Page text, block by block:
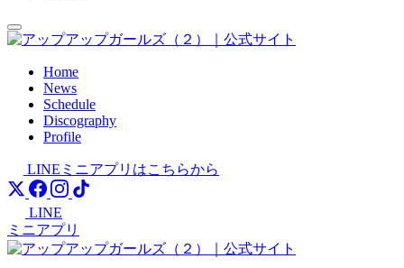
Home
News
Schedule
Discography
Profile
LINEミニアプリはこちらから
LINE
ミニアプリ